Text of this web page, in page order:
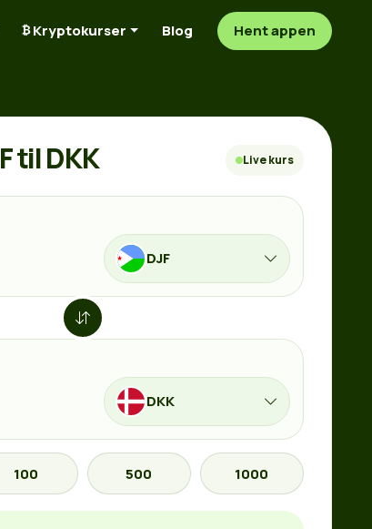
Kryptokurser Blog Hent appen
til DKK Live kurs
DJF
DKK
100 500 1000